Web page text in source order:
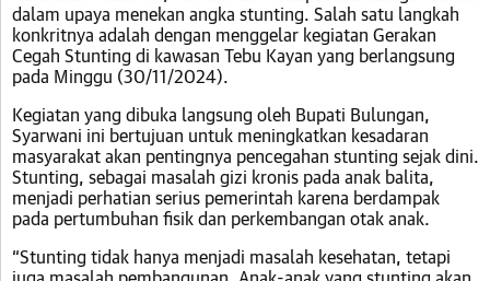
dalam upaya menekan angka stunting. Salah satu langkah
konkritnya adalah dengan menggelar kegiatan Gerakan
Cegah Stunting di kawasan Tebu Kayan yang berlangsung
pada Minggu (30/11/2024).
Kegiatan yang dibuka langsung oleh Bupati Bulungan,
Syarwani ini bertujuan untuk meningkatkan kesadaran
masyarakat akan pentingnya pencegahan stunting sejak dini.
Stunting, sebagai masalah gizi kronis pada anak balita,
menjadi perhatian serius pemerintah karena berdampak
pada pertumbuhan fisik dan perkembangan otak anak.
“Stunting tidak hanya menjadi masalah kesehatan, tetapi
juga masalah pembangunan. Anak-anak yang stunting akan